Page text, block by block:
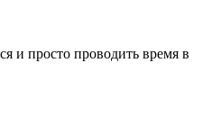
и просто проводить время в